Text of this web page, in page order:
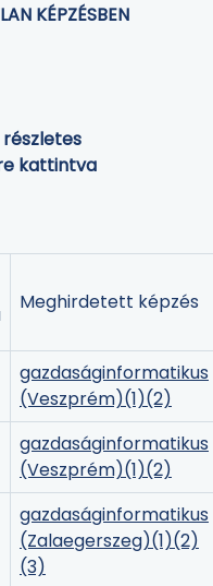
KÉPZÉSBEN
kattintva
Meghirdetett képzés
gazdaságinformatikus
(Veszprém)(1)(2)
gazdaságinformatikus
(Veszprém)(1)(2)
gazdaságinformatikus
(Zalaegerszeg)(1)(2)
(3)